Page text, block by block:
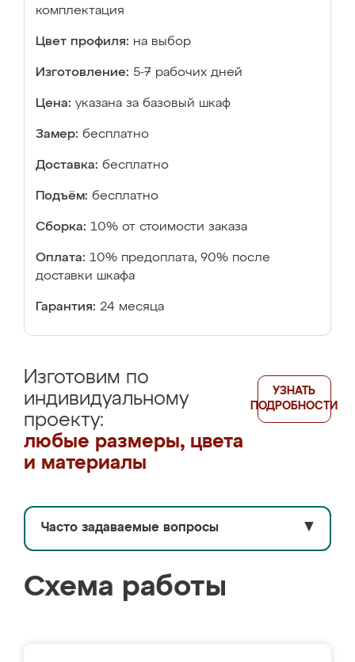
комплектация
Цвет профиля: на выбор
Изготовление: 5-7 рабочих дней
Цена: указана за базовый шкаф
Замер: бесплатно
Доставка: бесплатно
Подъём: бесплатно
Сборка: 10% от стоимости заказа
Оплата: 10% предоплата, 90% после
доставки шкафа
Гарантия: 24 месяца
Изготовим по
индивидуальному
проекту:
любые размеры, цвета
и материалы
УЗНАТЬ
ПОДРОБНОСТИ
Часто задаваемые вопросы ▼
Схема работы